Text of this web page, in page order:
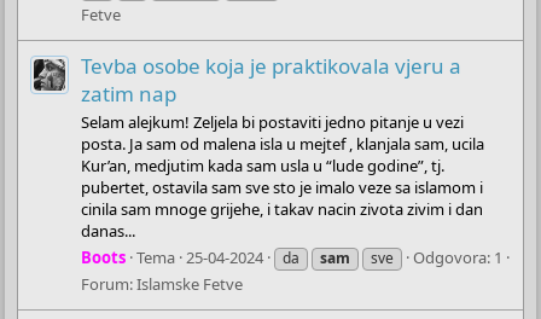
Fetve
Tevba osobe koja je praktikovala vjeru a
zatim nap
Selam alejkum! Zeljela bi postaviti jedno pitanje u vezi
posta. Ja sam od malena isla u mejtef , klanjala sam, ucila
Kur’an, medjutim kada sam usla u “lude godine”, tj.
pubertet, ostavila sam sve sto je imalo veze sa islamom i
cinila sam mnoge grijehe, i takav nacin zivota zivim i dan
danas...
Boots Tema 25-04-2024 da sam sve
Odgovora: 1
Forum:Islamske Fetve